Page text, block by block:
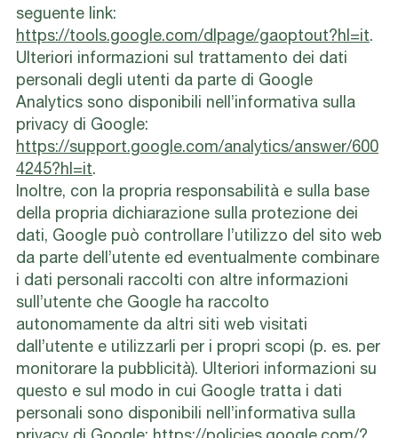
seguente link:
https://tools.google.com/dlpage/gaoptout?hl=it.
Ulteriori informazioni sul trattamento dei dati
personali degli utenti da parte di Google
Analytics sono disponibili nell’informativa sulla
privacy di Google:
https://support.google.com/analytics/answer/600
4245?hl=it.
Inoltre, con la propria responsabilità e sulla base
della propria dichiarazione sulla protezione dei
dati, Google può controllare l’utilizzo del sito web
da parte dell’utente ed eventualmente combinare
i dati personali raccolti con altre informazioni
sull’utente che Google ha raccolto
autonomamente da altri siti web visitati
dall’utente e utilizzarli per i propri scopi (p. es. per
monitorare la pubblicità). Ulteriori informazioni su
questo e sul modo in cui Google tratta i dati
personali sono disponibili nell’informativa sulla